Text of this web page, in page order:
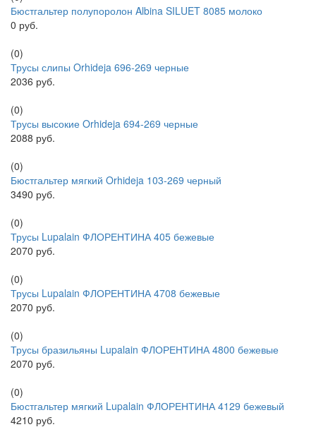
Бюстгальтер полупоролон Albina SILUET 8085 молоко
0 руб.
(0)
Трусы слипы Orhideja 696-269 черные
2036 руб.
(0)
Трусы высокие Orhideja 694-269 черные
2088 руб.
(0)
Бюстгальтер мягкий Orhideja 103-269 черный
3490 руб.
(0)
Трусы Lupalain ФЛОРЕНТИНА 405 бежевые
2070 руб.
(0)
Трусы Lupalain ФЛОРЕНТИНА 4708 бежевые
2070 руб.
(0)
Трусы бразильяны Lupalain ФЛОРЕНТИНА 4800 бежевые
2070 руб.
(0)
Бюстгальтер мягкий Lupalain ФЛОРЕНТИНА 4129 бежевый
4210 руб.